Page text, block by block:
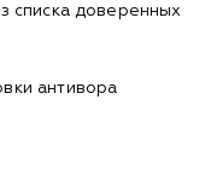
списка доверенных
антивора